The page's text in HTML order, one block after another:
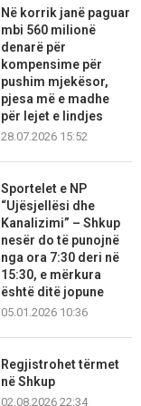
Në korrik janë paguar
mbi 560 milionë
denarë për
kompensime për
pushim mjekësor,
pjesa më e madhe
për lejet e lindjes
28.07.2026 15:52
Sportelet e NP
“Ujësjellësi dhe
Kanalizimi” – Shkup
nesër do të punojnë
nga ora 7:30 deri në
15:30, e mërkura
është ditë jopune
05.01.2026 10:36
Regjistrohet tërmet
në Shkup
02.08.2026 22:34